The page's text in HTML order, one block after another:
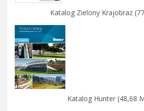
Katalog Zielony Krajobraz
Katalog Hunter (48,68